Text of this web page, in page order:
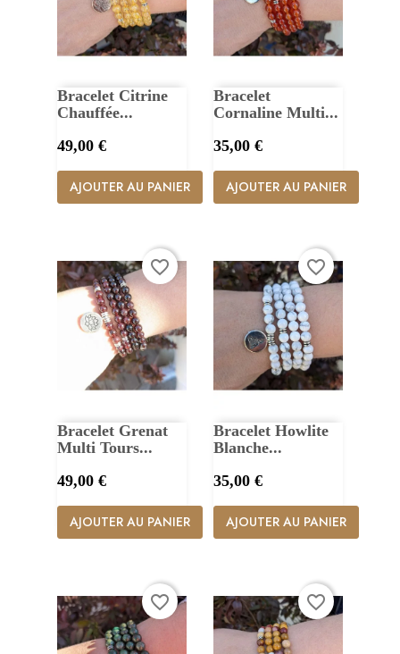
Bracelet Citrine
Chauffée...
Prix
49,00 €
AJOUTER AU PANIER
Bracelet
Cornaline Multi...
Prix
35,00 €
AJOUTER AU PANIER
Bracelet Grenat
Multi Tours...
Prix
49,00 €
AJOUTER AU PANIER
favorite_border
Bracelet Howlite
Blanche...
Prix
35,00 €
AJOUTER AU PANIER
favorite_border
favorite_border favorite_border